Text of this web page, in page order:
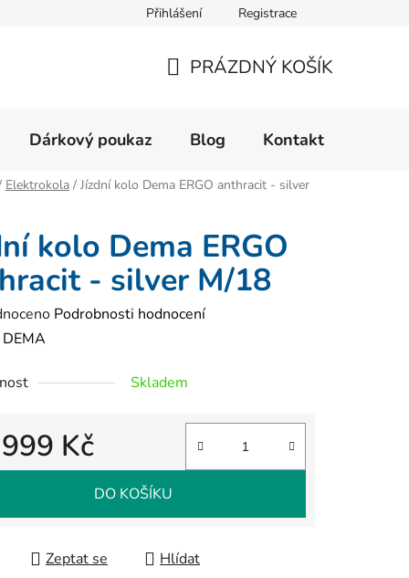
Formulář pro reklamaci zboží
Přihlášení Registrace
KOŠÍK
PRÁZDNÝ KOŠÍK
Dárkový poukaz Blog Kontakt
Elektrokola / Jízdní kolo Dema ERGO anthracit - silver
kolo Dema ERGO
- silver M/18
Podrobnosti hodnocení
DEMA
Skladem
Kč
DO KOŠÍKU
Zeptat se
Hlídat